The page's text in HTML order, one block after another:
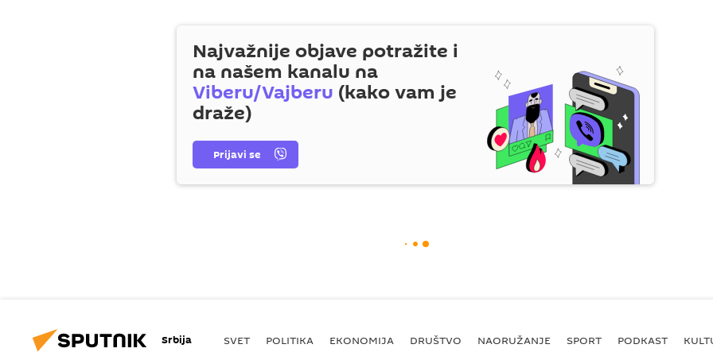
Najvažnije objave potražite i
na našem kanalu na
Viberu/Vajberu (kako vam je
draže)
Prijavi se
Srbija SVET POLITIKA EKONOMIJA DRUŠTVO NAORUŽANJE SPORT PODKAST